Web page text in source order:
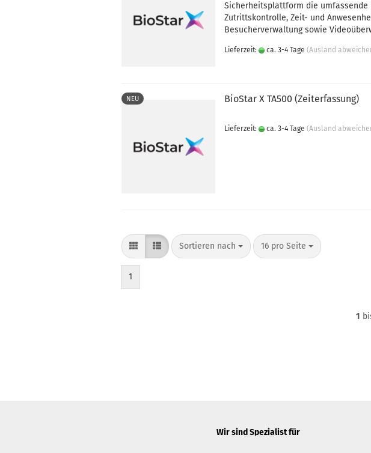
Sicherheitsplattform die
Zutrittskontrolle, Zeit- und
Besucherverwaltung sowie
Lieferzeit: ca. 3-4 Tage (Ausland
NEU BioStar X TA500 (Zeiterfassung)
Lieferzeit: ca. 3-4 Tage (Ausland
Sortieren nach
Sortieren nach 16 pro Seite
pro Seite
1
1
Wir sind Spezialist für